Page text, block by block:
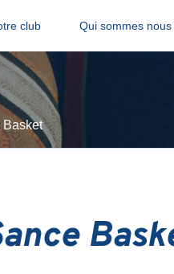
club Qui sommes nous
Basket